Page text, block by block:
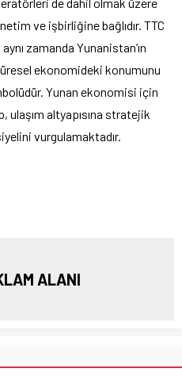
ve işbirliğine bağlıdır. TTC
zamanda Yunanistan’ın
ekonomideki konumunu
Yunan ekonomisi için
ulaşım altyapısına stratejik
vurgulamaktadır.
ALANI